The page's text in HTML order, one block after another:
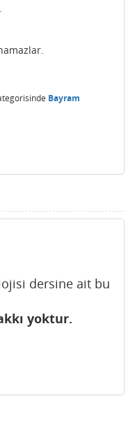
Bayram
dersine ait bu
yoktur.